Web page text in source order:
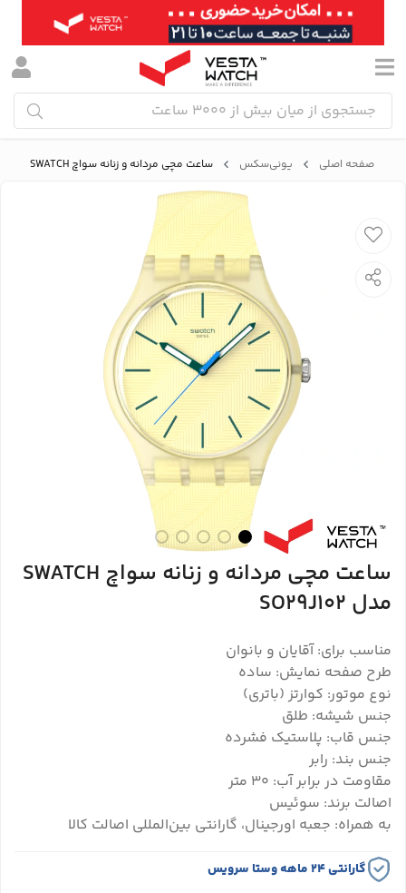
صفحه اصلی یونی‌سکس ساعت مچی مردانه و زنانه سواچ SWATCH مدل SO29J102
ساعت مچی مردانه و زنانه سواچ SWATCH
مدل SO29J102
مناسب برای: آقایان و بانوان
طرح صفحه نمایش: ساده
نوع موتور: کوارتز (باتری)
جنس شیشه: طلق
جنس قاب: پلاستیک فشرده
جنس بند: رابر
مقاومت در برابر آب: 30 متر
اصالت برند: سوئیس
به همراه: جعبه اورجینال، گارانتی بین‌المللی اصالت کالا
گارانتی ۲۴ ماهه وستا سرویس